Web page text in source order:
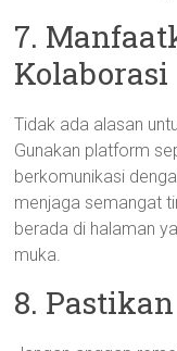
7.
Kolaborasi
Tidak ada alasan
Gunakan platform
berkomunikasi
menjaga semangat
berada di halaman
muka.
8.